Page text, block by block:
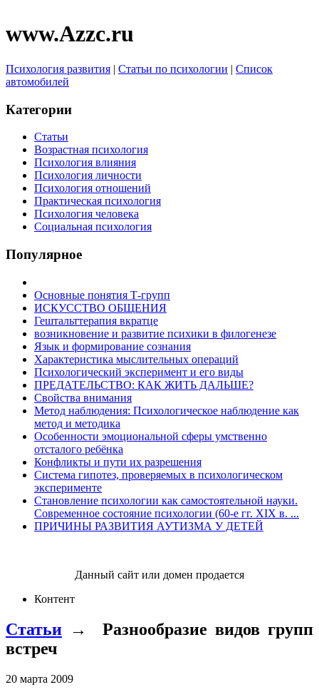
www.Azzc.ru
Психология развития | Статьи по психологии | Список
автомобилей
Категории
Статьи
Возрастная психология
Психология влияния
Психология личности
Психология отношений
Практическая психология
Психология человека
Социальная психология
Популярное
Основные понятия Т-групп
ИСКУССТВО ОБЩЕНИЯ
Гештальттерапия вкратце
возникновение и развитие психики в филогенезе
Язык и формирование сознания
Характеристика мыслительных операций
Психологический эксперимент и его виды
ПРЕДАТЕЛЬСТВО: КАК ЖИТЬ ДАЛЬШЕ?
Свойства внимания
Метод наблюдения: Психологическое наблюдение как
метод и методика
Особенности эмоциональной сферы умственно
отсталого ребёнка
Конфликты и пути их разрешения
Система гипотез, проверяемых в психологическом
эксперименте
Становление психологии как самостоятельной науки.
Современное состояние психологии (60-е гг. XIX в. ...
ПРИЧИНЫ РАЗВИТИЯ АУТИЗМА У ДЕТЕЙ
Данный сайт или домен продается
Контент
Статьи → Разнообразие видов групп
встреч
20 марта 2009